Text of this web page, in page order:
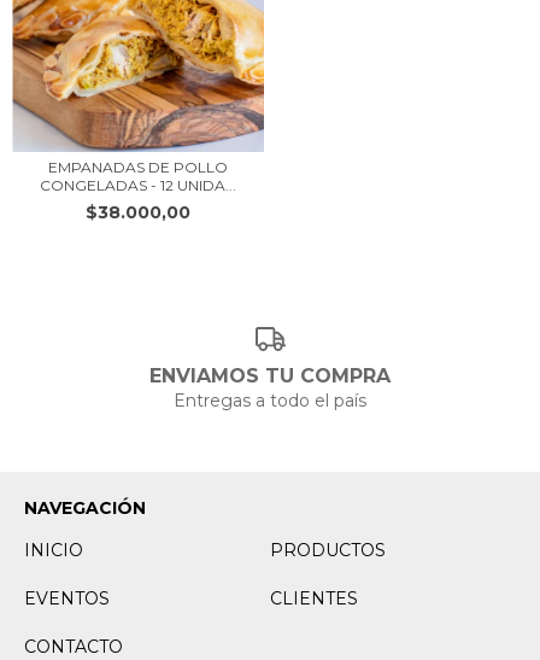
EMPANADAS DE POLLO
CONGELADAS - 12 UNIDA...
$38.000,00
ENVIAMOS TU COMPRA
Entregas a todo el país
NAVEGACIÓN
INICIO
PRODUCTOS
EVENTOS CLIENTES
CONTACTO